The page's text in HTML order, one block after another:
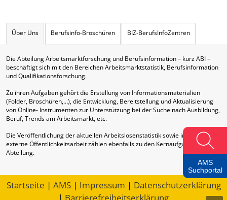
Über Uns Berufsinfo-Broschüren BIZ-BerufsInfoZentren
Die Abteilung Arbeitsmarktforschung und Berufsinformation – kurz ABI –
beschäftigt sich mit den Bereichen Arbeitsmarktstatistik, Berufsinformation
und Qualifikationsforschung.
Zu ihren Aufgaben gehört die Erstellung von Informationsmaterialien
(Folder, Broschüren,…), die Entwicklung, Bereitstellung und Aktualisierung
von Online- Instrumenten zur Unterstützung bei der Suche nach Ausbildung,
Beruf, Trends am Arbeitsmarkt, etc.
Die Veröffentlichung der aktuellen Arbeitslosenstatistik sowie interne und
externe Öffentlichkeitsarbeit zählen ebenfalls zu den Kernaufgaben dieser
Abteilung.
Startseite | AMS| Impressum | Datenschutzerklärung
AMS
Suchportal